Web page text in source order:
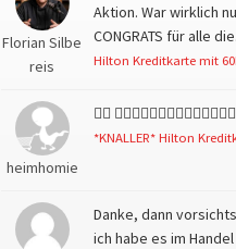
Florian Silbe
reis
Aktion. War wirklich
CONGRATS für alle
Hilton Kreditkarte mit
heimhomie
👍🏻
*KNALLER* Hilton
Danke, dann
ich habe es im